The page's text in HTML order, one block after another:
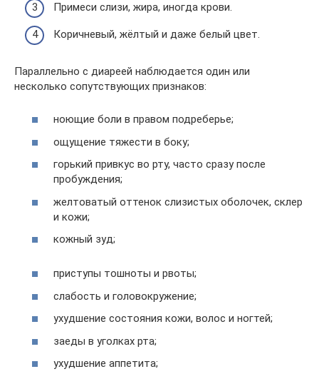
Примеси слизи, жира, иногда крови.
Коричневый, жёлтый и даже белый цвет.
Параллельно с диареей наблюдается один или
несколько сопутствующих признаков:
ноющие боли в правом подреберье;
ощущение тяжести в боку;
горький привкус во рту, часто сразу после
пробуждения;
желтоватый оттенок слизистых оболочек, склер
и кожи;
кожный зуд;
приступы тошноты и рвоты;
слабость и головокружение;
ухудшение состояния кожи, волос и ногтей;
заеды в уголках рта;
ухудшение аппетита;